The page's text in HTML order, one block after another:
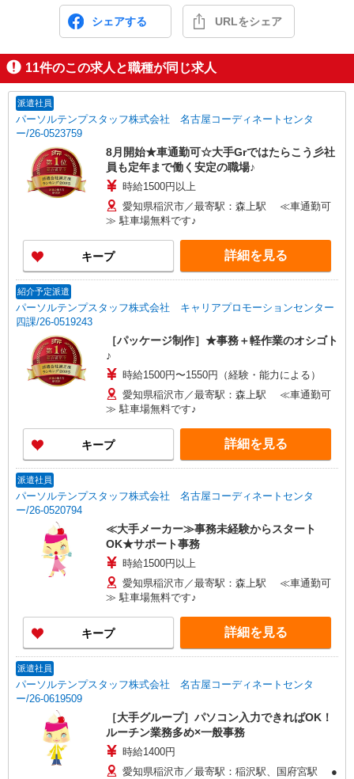
シェアする URLをシェア
11件のこの求人と職種が同じ求人
派遣社員
パーソルテンプスタッフ株式会社 名古屋コーディネートセンタ
ー/26-0523759
8月開始★車通勤可☆大手Grではたらこう彡社
員も定年まで働く安定の職場♪
時給1500円以上
愛知県稲沢市／最寄駅：森上駅 ≪車通勤可
≫ 駐車場無料です♪
キープ 詳細を見る
紹介予定派遣
パーソルテンプスタッフ株式会社 キャリアプロモーションセンター
四課/26-0519243
［パッケージ制作］★事務＋軽作業のオシゴト
♪
時給1500円〜1550円（経験・能力による）
愛知県稲沢市／最寄駅：森上駅 ≪車通勤可
≫ 駐車場無料です♪
キープ 詳細を見る
派遣社員
パーソルテンプスタッフ株式会社 名古屋コーディネートセンタ
ー/26-0520794
≪大手メーカー≫事務未経験からスタート
OK★サポート事務
時給1500円以上
愛知県稲沢市／最寄駅：森上駅 ≪車通勤可
≫ 駐車場無料です♪
キープ 詳細を見る
派遣社員
パーソルテンプスタッフ株式会社 名古屋コーディネートセンタ
ー/26-0619509
［大手グループ］パソコン入力できればOK！
ルーチン業務多め×一般事務
時給1400円
愛知県稲沢市／最寄駅：稲沢駅、国府宮駅 ●